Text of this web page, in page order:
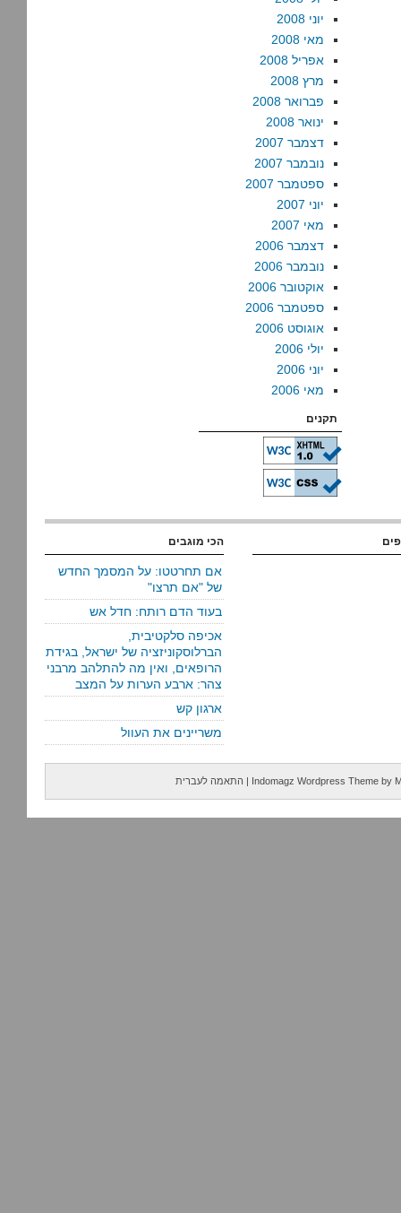
יוני 2008
מאי 2008
אפריל 2008
מרץ 2008
פברואר 2008
ינואר 2008
דצמבר 2007
נובמבר 2007
ספטמבר 2007
יוני 2007
מאי 2007
דצמבר 2006
נובמבר 2006
אוקטובר 2006
ספטמבר 2006
אוגוסט 2006
יולי 2006
יוני 2006
מאי 2006
תקנים
הכי מוגבים
אם תחרטטו: על המסמך החדש
של "אם תרצו"
בעוד הדם רותח: חדל אש
אכיפה סלקטיבית,
הברלוסקוניזציה של ישראל, בגידת
הרופאים, ואין מה להתלהב מרבני
צהר: ארבע הערות על המצב
ארגון קש
משריינים את העוול
Indomagz Wordpress Theme by
| התאמה לעברית